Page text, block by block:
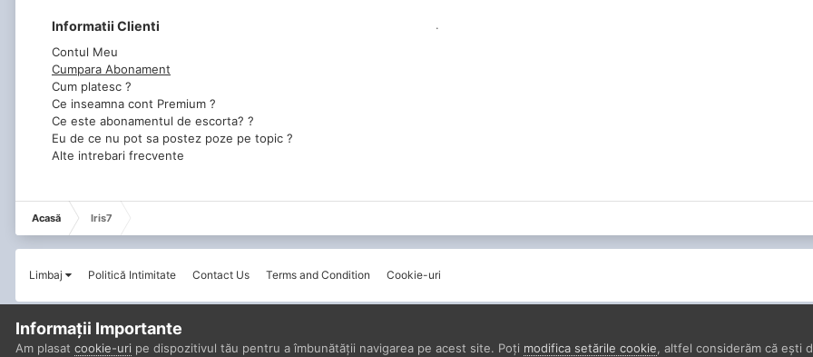
Informatii Clienti
Contul Meu
Cumpara Abonament
Cum platesc ?
Ce inseamna cont Premium ?
Ce este abonamentul de escorta? ?
Eu de ce nu pot sa postez poze pe topic ?
Alte intrebari frecvente
.
Acasă Iris7
Limbaj Politică Intimitate Contact Us Terms and Condition Cookie-uri
Informații Importante
Am plasat cookie-uri pe dispozitivul tău pentru a îmbunătății navigarea pe acest site. Poți modifica setările cookie , altfel considerăm că ești